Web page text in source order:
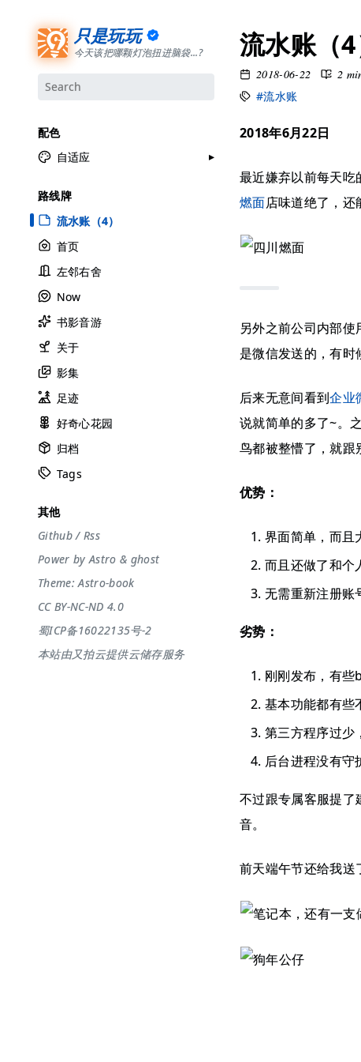
只是玩玩
今天该把哪颗灯泡扭进脑袋...?
配色
自适应
极夜黑
雅余黄
昱行粉
她的蓝
莫比乌斯
香草绿
自适应
路线牌
流水账（4）
首页
左邻右舍
Now
书影音游
关于
影集
足迹
好奇心花园
归档
Tags
其他
Github/ Rss
Power byAstro & ghost
Theme:Astro-book
CC BY-NC-ND 4.0
蜀ICP备16022135号-2
本站由又拍云提供云储存服务
流水账（4
2018-06-22
2
#流水账
2018年6月22日
最近嫌弃以前每天吃
燃面店味道绝了，还
另外之前公司内部
是微信发送的，有时
后来无意间看到企业
说就简单的多了~。
鸟都被整懵了，就跟
优势：
界面简单，而且
而且还做了和个
无需重新注册账
劣势：
刚刚发布，有些
基本功能都有些
第三方程序过少
后台进程没有守
不过跟专属客服提了
音。
前天端午节还给我送